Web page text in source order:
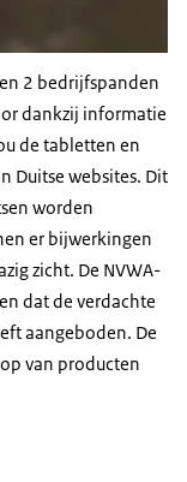
2 bedrijfspanden
dankzij informatie
de tabletten en
Duitse websites. Dit
worden
er bijwerkingen
zicht. De NVWA-
dat de verdachte
aangeboden. De
van producten